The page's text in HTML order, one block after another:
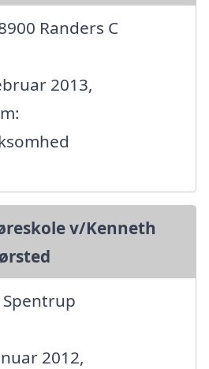
Randers C
2013,
v/Kenneth
Spentrup
2012,